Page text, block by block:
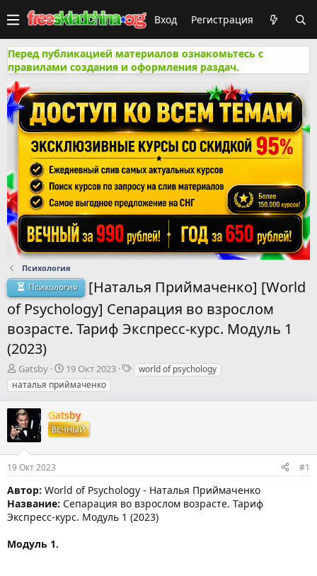
Вход Регистрация
Перед публикацией материалов ознакомьтесь с
правилами создания и оформления раздач.
Психология
Психология
[Наталья Приймаченко] [World
of Psychology] Сепарация во взрослом
возрасте. Тариф Экспресс-курс. Модуль 1
(2023)
А
в
т
о
р
т
е
м
ы
Gatsby
Д
а
т
н
а
а
19 Окт 2023
Тworld of psychology
наталья приймаченко
Gatsby
ВЕЧНЫЙ
19 Окт 2023 #1
Автор: World of Psychology - Наталья Приймаченко
Название: Сепарация во взрослом возрасте. Тариф
Экспресс-курс. Модуль 1 (2023)
Модуль 1.